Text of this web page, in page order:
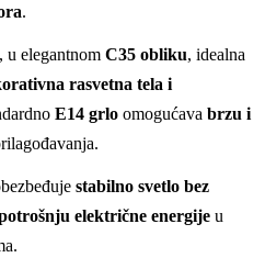
.
, u elegantnom C35 obliku, idealna
rasvetna tela i
E14 grlo omogućava brzu i
stabilno svetlo bez
električne energije u